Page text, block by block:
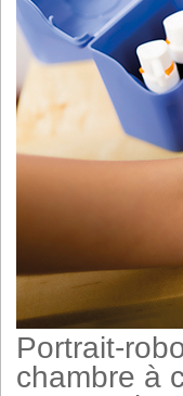
Portrait-
chambre à